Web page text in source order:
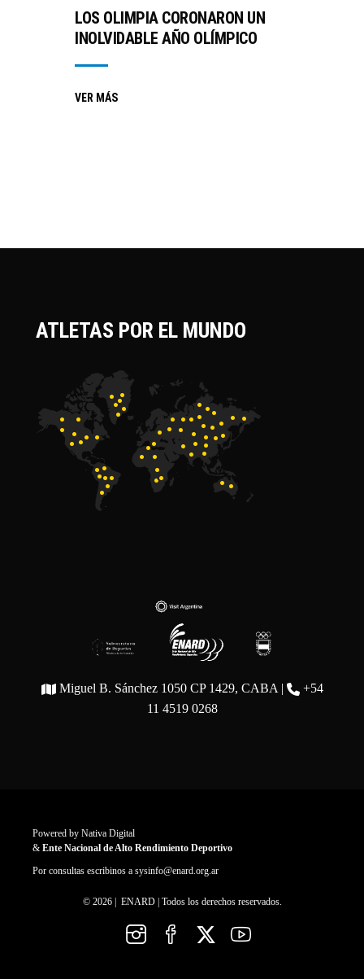
LOS OLIMPIA CORONARON UN
INOLVIDABLE AÑO OLÍMPICO
VER MÁS
ATLETAS POR EL MUNDO
Miguel B. Sánchez 1050 CP 1429, CABA |
+54
11 4519 0268
Powered by Nativa Digital
& Ente Nacional de Alto Rendimiento Deportivo
Por consultas escribinos a sysinfo@enard.org.ar
© 2026 | ENARD | Todos los derechos reservados.